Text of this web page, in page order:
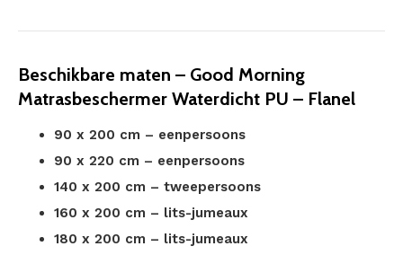
Beschikbare maten – Good Morning
Matrasbeschermer Waterdicht PU – Flanel
90 x 200 cm – eenpersoons
90 x 220 cm – eenpersoons
140 x 200 cm – tweepersoons
160 x 200 cm – lits-jumeaux
180 x 200 cm – lits-jumeaux